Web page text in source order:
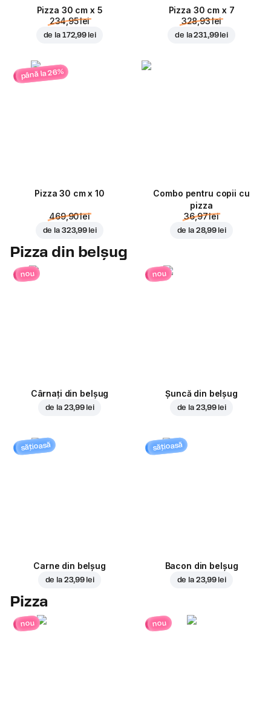
Pizza 30 cm x 5
234,95 lei
de la 172,99 lei
Pizza 30 cm x 7
328,93 lei
de la231,99 lei
până la 26%
Pizza 30 cm x 10
469,90 lei
de la 323,99 lei
Combo pentru copii cu
pizza
36,97 lei
de la 28,99 lei
Pizza din belșug
nou
Cârnați din belșug
de la 23,99 lei
nou
Șuncă din belșug
de la 23,99 lei
sățioasă
Carne din belșug
de la 23,99 lei
sățioasă
Bacon din belșug
de la 23,99 lei
Pizza
nou nou